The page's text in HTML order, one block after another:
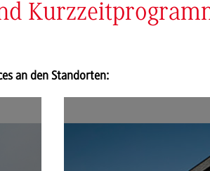
an den Standorten: